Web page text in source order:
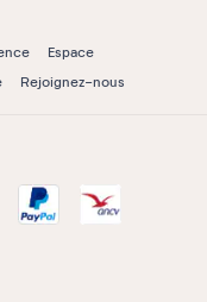
Espace
Rejoignez-nous